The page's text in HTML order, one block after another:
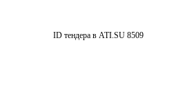
ID тендера в ATI.SU 8509